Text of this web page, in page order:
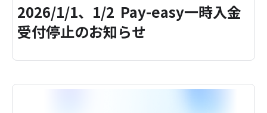
2026/1/1、1/2 Pay-easy一時入金
受付停止のお知らせ